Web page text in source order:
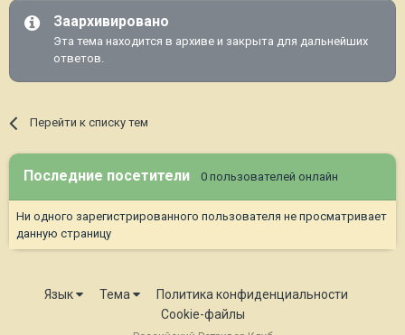
Заархивировано
Эта тема находится в архиве и закрыта для дальнейших
ответов.
Перейти к списку тем
Последние посетители 0 пользователей онлайн
Ни одного зарегистрированного пользователя не просматривает
данную страницу
Язык Тема
Политика конфиденциальности
Cookie-файлы